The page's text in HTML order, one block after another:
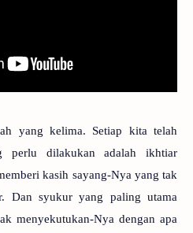
yang kelima. Setiap kita telah
perlu dilakukan adalah ikhtiar
kasih sayang-Nya yang tak
Dan syukur yang paling utama
menyekutukan-Nya dengan apa